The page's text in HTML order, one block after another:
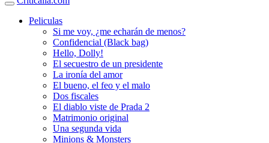
Peliculas
Si me voy, ¿me echarán de menos?
Confidencial (Black bag)
Hello, Dolly!
El secuestro de un presidente
La ironía del amor
El bueno, el feo y el malo
Dos fiscales
El diablo viste de Prada 2
Matrimonio original
Una segunda vida
Minions & Monsters